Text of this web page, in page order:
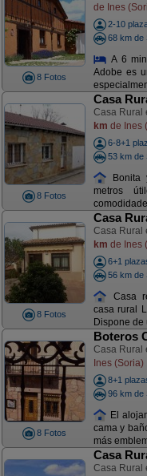
8 Fotos
de Ines
2-10
68 km de
A 6
Adobe es
8 Fotos
Casa
Casa Rural
km de Ines
6-8+1
53 km de
Bonita
metros
8 Fotos
Casa
Casa Rural
km de Ines
6+1
56 km de
Casa
casa rural
Dispone de
8 Fotos
Boteros
Casa Rural
Ines (Soria)
8+1
96 km de
El
cama y
más
Casa
Casa Rural